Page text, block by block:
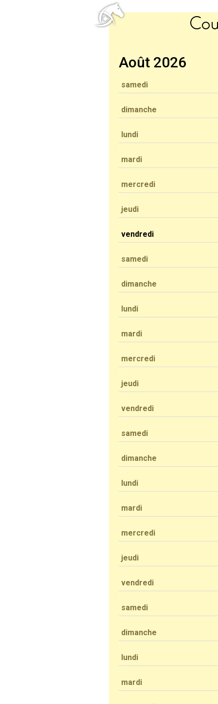
Août 2026
samedi
dimanche
lundi
mardi
mercredi
jeudi
vendredi
samedi
dimanche
lundi
mardi
mercredi
jeudi
vendredi
samedi
dimanche
lundi
mardi
mercredi
jeudi
vendredi
samedi
dimanche
lundi
mardi